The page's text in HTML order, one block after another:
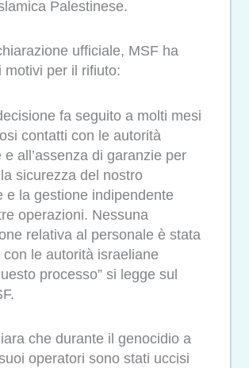
Palestinese.
ufficiale, MSF ha
motivi per il rifiuto:
fa seguito a molti mesi
contatti con le autorità
e all’assenza di garanzie per
sicurezza del nostro
e la gestione indipendente
operazioni. Nessuna
relativa al personale è stata
le autorità israeliane
processo” si legge sul
che durante il genocidio a
operatori sono stati uccisi